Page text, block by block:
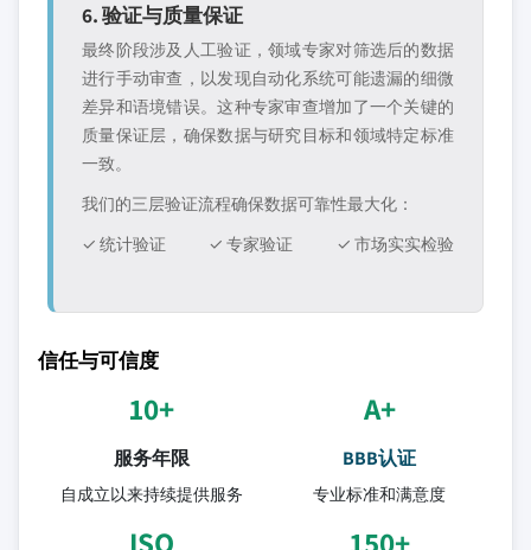
6. 验证与质量保证
最终阶段涉及人工验证，领域专家对筛选后的数据
进行手动审查，以发现自动化系统可能遗漏的细微
差异和语境错误。这种专家审查增加了一个关键的
质量保证层，确保数据与研究目标和领域特定标准
一致。
我们的三层验证流程确保数据可靠性最大化：
✓ 统计验证
✓ 专家验证 ✓ 市场实实检验
信任与可信度
10+
服务年限
自成立以来持续提供服务
A+
BBB认证
专业标准和满意度